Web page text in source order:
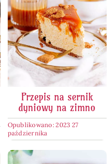
Przepis na sernik
dyniowy na zimno
Opublikowano: 2023 27
października